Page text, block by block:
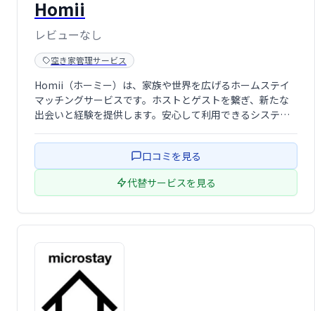
Homii
レビューなし
空き家管理サービス
Homii（ホーミー）は、家族や世界を広げるホームステイ
マッチングサービスです。ホストとゲストを繋ぎ、新たな
出会いと経験を提供します。安心して利用できるシステム
口コミを見る
代替サービスを見る